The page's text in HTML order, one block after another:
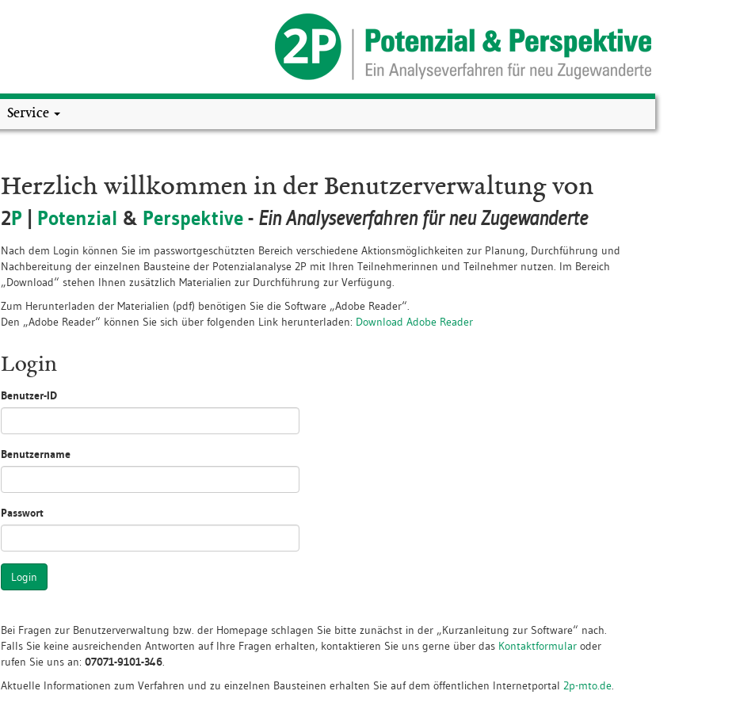
Service
Herzlich willkommen in der Benutzerverwaltung von
2P Potenzial & Perspektive- Ein Analyseverfahren für neu Zugewanderte
Nach dem Login können Sie im passwortgeschützten Bereich verschiedene Aktionsmöglichkeiten zur Planung, Durchführung und
Nachbereitung der einzelnen Bausteine der Potenzialanalyse 2P mit Ihren Teilnehmerinnen und Teilnehmer nutzen. Im Bereich
„Download“ stehen Ihnen zusätzlich Materialien zur Durchführung zur Verfügung.
Zum Herunterladen der Materialien (pdf) benötigen Sie die Software „Adobe Reader“.
Den „Adobe Reader“ können Sie sich über folgenden Link herunterladen: Download Adobe Reader
Login
Benutzer-ID
Benutzername
Passwort
Login
Bei Fragen zur Benutzerverwaltung bzw. der Homepage schlagen Sie bitte zunächst in der „Kurzanleitung zur Software“ nach.
Falls Sie keine ausreichenden Antworten auf Ihre Fragen erhalten, kontaktieren Sie uns gerne über das Kontaktformularoder
rufen Sie uns an: 07071-9101-346.
Aktuelle Informationen zum Verfahren und zu einzelnen Bausteinen erhalten Sie auf dem öffentlichen Internetportal 2p-mto.de.